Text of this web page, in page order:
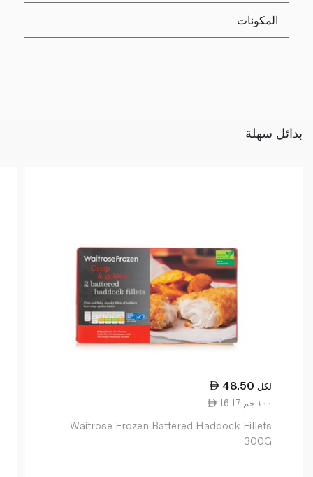
المكونات
بدائل سهلة
48.50 لكل
16.17 ١٠٠ جم
Waitrose Frozen Battered Haddock Fillets
300G